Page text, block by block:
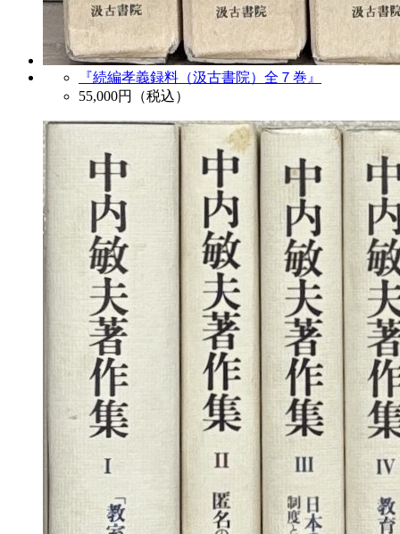
『続編孝義録料（汲古書院）全７巻』
55,000円（税込）